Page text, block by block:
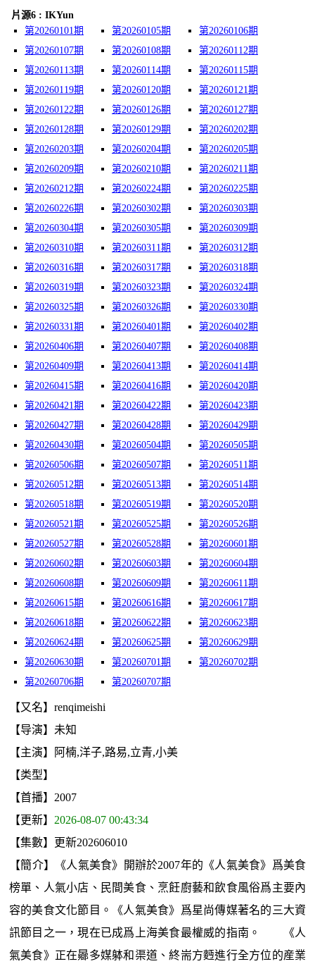
片源6 : IKYun
第20260101期
第20260105期
第20260106期
第20260107期
第20260108期
第20260112期
第20260113期
第20260114期
第20260115期
第20260119期
第20260120期
第20260121期
第20260122期
第20260126期
第20260127期
第20260128期
第20260129期
第20260202期
第20260203期
第20260204期
第20260205期
第20260209期
第20260210期
第20260211期
第20260212期
第20260224期
第20260225期
第20260226期
第20260302期
第20260303期
第20260304期
第20260305期
第20260309期
第20260310期
第20260311期
第20260312期
第20260316期
第20260317期
第20260318期
第20260319期
第20260323期
第20260324期
第20260325期
第20260326期
第20260330期
第20260331期
第20260401期
第20260402期
第20260406期
第20260407期
第20260408期
第20260409期
第20260413期
第20260414期
第20260415期
第20260416期
第20260420期
第20260421期
第20260422期
第20260423期
第20260427期
第20260428期
第20260429期
第20260430期
第20260504期
第20260505期
第20260506期
第20260507期
第20260511期
第20260512期
第20260513期
第20260514期
第20260518期
第20260519期
第20260520期
第20260521期
第20260525期
第20260526期
第20260527期
第20260528期
第20260601期
第20260602期
第20260603期
第20260604期
第20260608期
第20260609期
第20260611期
第20260615期
第20260616期
第20260617期
第20260618期
第20260622期
第20260623期
第20260624期
第20260625期
第20260629期
第20260630期
第20260701期
第20260702期
第20260706期
第20260707期
【又名】renqimeishi
【导演】未知
【主演】阿楠,洋子,路易,立青,小美
【类型】
【首播】2007
【更新】 2026-08-07 00:43:34
【集數】更新202606010
【簡介】《人氣美食》開辦於2007年的《人氣美食》爲美食
榜單、人氣小店、民間美食、烹飪廚藝和飲食風俗爲主要內
容的美食文化節目。《人氣美食》爲星尚傳媒著名的三大資
訊節目之一，現在已成爲上海美食最權威的指南。 《人
氣美食》正在曏多媒躰和渠道、終耑方麪進行全方位的産業